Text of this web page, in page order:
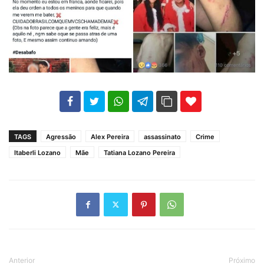
102 35
TAGS Agressão Alex Pereira assassinato
Crime
Itaberli Lozano
Mãe Tatiana Lozano Pereira
Anterior Próximo